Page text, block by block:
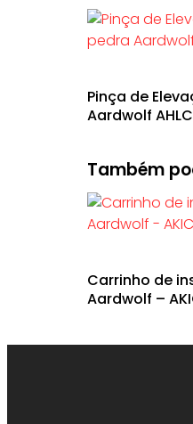
Pinça de
Aardwolf
Também
Carrinho de
Aardwolf –